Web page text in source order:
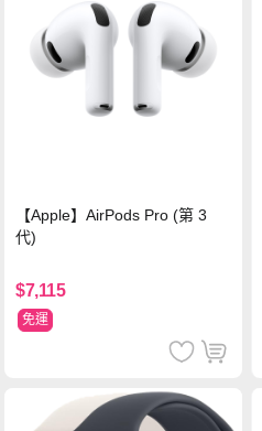
【Apple】AirPods Pro (第 3
代)
$7,115
免運